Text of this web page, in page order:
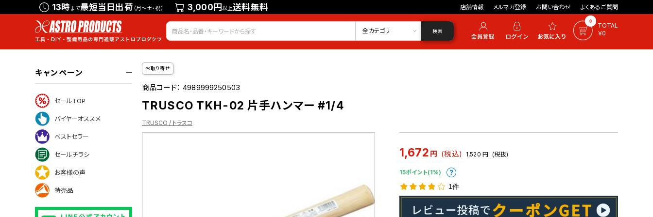
13時まで最短当日出荷 （月～土・祝） 3,000円以上送料無料 店舗情報 メルマガ登録 お問い合わせ よくあるご質問
会員登録 ログイン お気に入り 0
TOTAL
￥0
全カテゴリ 検索
キャンペーン
セールTOP
バイヤーオススメ
ベストセラー
セールチラシ
お客様の声
特売品
お取り寄せ
商品コード：4989999250503
TRUSCO TKH-02 片手ハンマー #1/4
TRUSCO / トラスコ
1,672 円 (税込) 1,520 円 (税抜)
15ポイント(1%)
1件